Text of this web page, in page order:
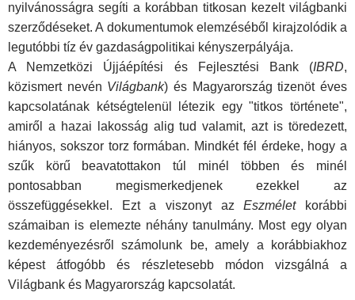
nyilvánosságra segíti a korábban titkosan kezelt világbanki
szerződéseket. A dokumentumok elemzéséből kirajzolódik a
legutóbbi tíz év gazdaságpolitikai kényszerpályája.
A Nemzetközi Újjáépítési és Fejlesztési Bank
(IBRD,
közismert nevén Világbank) és Magyarország tizenöt éves
kapcsolatának kétségtelenül létezik egy "titkos története",
amiről a hazai lakosság alig tud valamit, azt is töredezett,
hiányos, sokszor torz formában. Mindkét fél érdeke, hogy a
szűk körű beavatottakon túl minél többen és minél
pontosabban megismerkedjenek ezekkel az
összefüggésekkel. Ezt a viszonyt azEszmélet
korábbi
számaiban is elemezte néhány tanulmány. Most egy olyan
kezdeményezésről számolunk be, amely a korábbiakhoz
képest átfogóbb és részletesebb módon vizsgálná a
Világbank és Magyarország kapcsolatát.